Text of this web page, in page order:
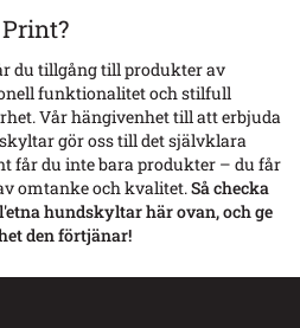
du tillgång till produkter av
funktionalitet och stilfull
Vår hängivenhet till att erbjuda
gör oss till det självklara
får du inte bara produkter – du får
omtanke och kvalitet.Så checka
hundskyltar här ovan, och ge
den förtjänar!